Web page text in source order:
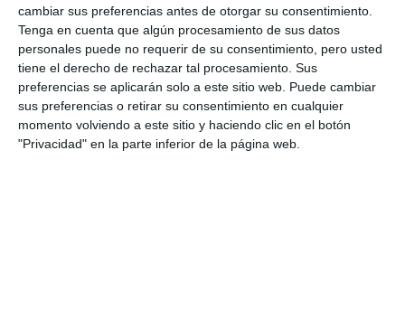
cambiar sus preferencias antes de otorgar su consentimiento.
Tenga en cuenta que algún procesamiento de sus datos
personales puede no requerir de su consentimiento, pero usted
tiene el derecho de rechazar tal procesamiento. Sus
preferencias se aplicarán solo a este sitio web. Puede cambiar
sus preferencias o retirar su consentimiento en cualquier
momento volviendo a este sitio y haciendo clic en el botón
"Privacidad" en la parte inferior de la página web.
consensuados con la Policía Local. Desde el
consistorio, además, piden disculpas por las
molestias ocasionadas a los vecinos y visitantes de la
zona.